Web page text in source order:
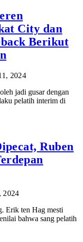
City dan
Berikut
2024
jadi gusar dengan
pelatih interim di
Ruben
2024
Erik ten Hag mesti
bahwa sang pelatih